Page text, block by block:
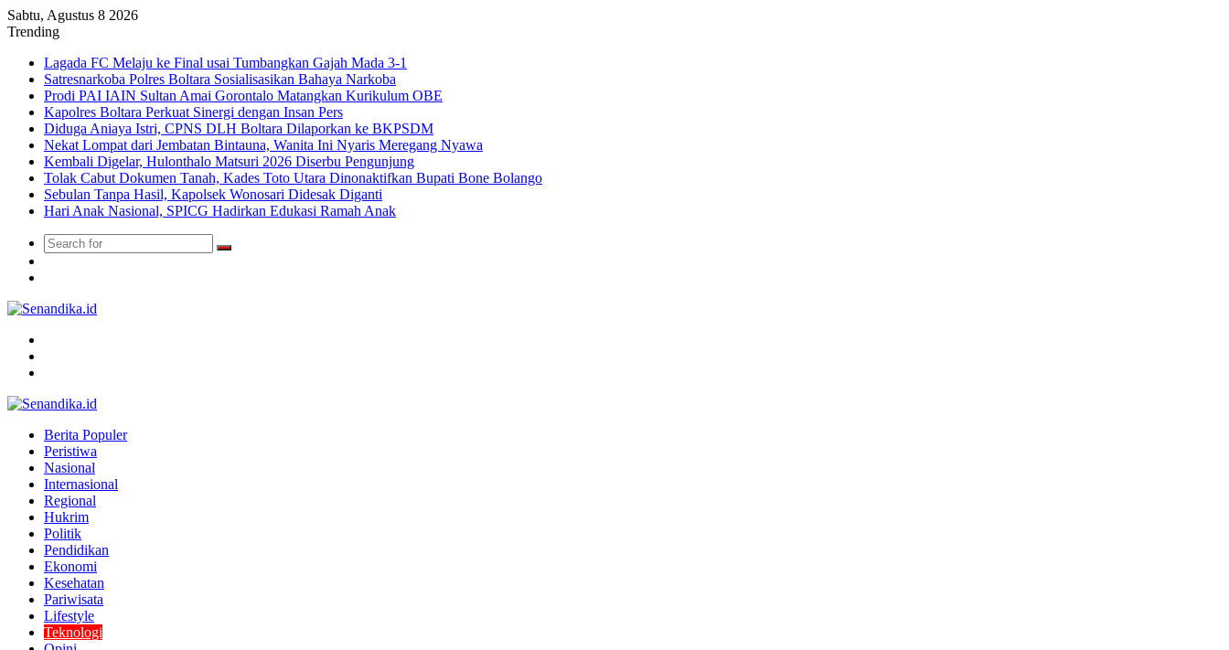
Sabtu, Agustus 8 2026
Trending
Lagada FC Melaju ke Final usai Tumbangkan Gajah Mada 3-1
Satresnarkoba Polres Boltara Sosialisasikan Bahaya Narkoba
Prodi PAI IAIN Sultan Amai Gorontalo Matangkan Kurikulum OBE
Kapolres Boltara Perkuat Sinergi dengan Insan Pers
Diduga Aniaya Istri, CPNS DLH Boltara Dilaporkan ke BKPSDM
Nekat Lompat dari Jembatan Bintauna, Wanita Ini Nyaris Meregang Nyawa
Kembali Digelar, Hulonthalo Matsuri 2026 Diserbu Pengunjung
Tolak Cabut Dokumen Tanah, Kades Toto Utara Dinonaktifkan Bupati Bone Bolango
Sebulan Tanpa Hasil, Kapolsek Wonosari Didesak Diganti
Hari Anak Nasional, SPICG Hadirkan Edukasi Ramah Anak
Search
Berita Populer
Peristiwa
Nasional
Internasional
Regional
Hukrim
Politik
Pendidikan
Ekonomi
Kesehatan
Pariwisata
Lifestyle
Teknologi